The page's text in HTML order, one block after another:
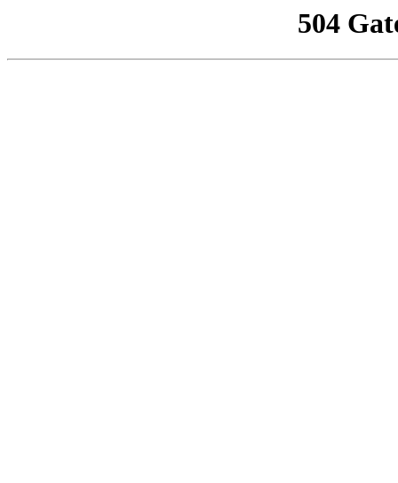
504